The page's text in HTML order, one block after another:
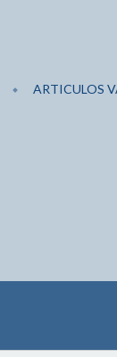
ARTICULOS